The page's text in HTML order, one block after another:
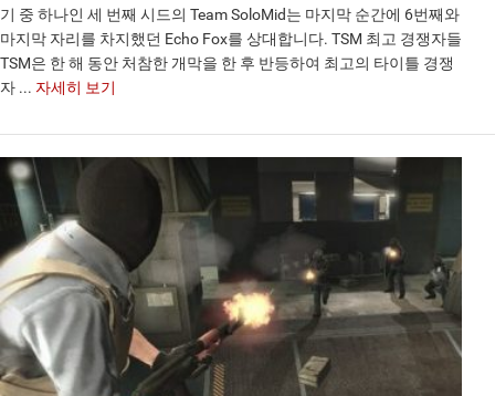
기 중 하나인 세 번째 시드의 Team SoloMid는 마지막 순간에 6번째와
마지막 자리를 차지했던 Echo Fox를 상대합니다. TSM 최고 경쟁자들
TSM은 한 해 동안 처참한 개막을 한 후 반등하여 최고의 타이틀 경쟁
자 ... 자세히 보기